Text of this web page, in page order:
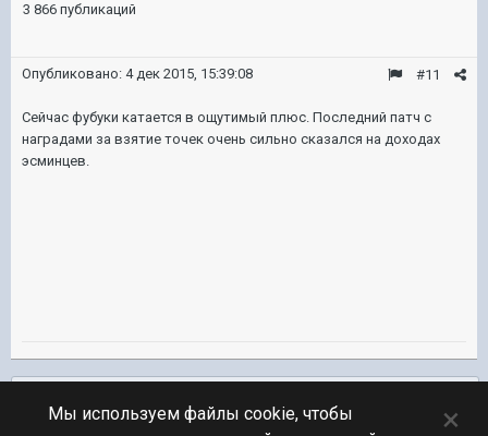
3 866 публикаций
#11
Опубликовано: 4 дек 2015, 15:39:08
Сейчас фубуки катается в ощутимый плюс. Последний патч с
наградами за взятие точек очень сильно сказался на доходах
эсминцев.
Мы используем файлы cookie, чтобы
×